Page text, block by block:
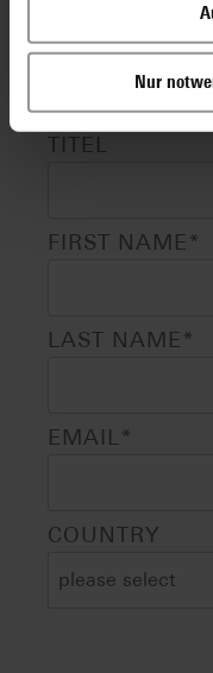
Nur
Medical/
TITEL
FIRST NAME *
LAST NAME *
EMAIL*
COUNTRY